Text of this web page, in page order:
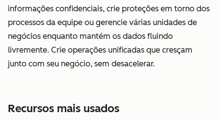
informações confidenciais, crie proteções em torno dos
processos da equipe ou gerencie várias unidades de
negócios enquanto mantém os dados fluindo
livremente. Crie operações unificadas que cresçam
junto com seu negócio, sem desacelerar.
Recursos mais usados